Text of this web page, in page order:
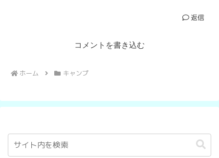
返信
コメントを書き込む
ホーム キャンプ